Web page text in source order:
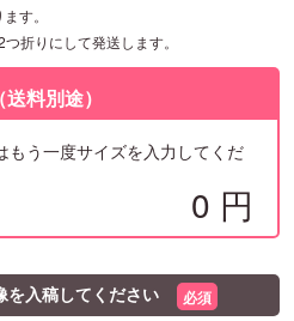
す。
折りにして発送します。
料別途）
もう一度サイズを入力してくだ
0 円
を入稿してください 必須